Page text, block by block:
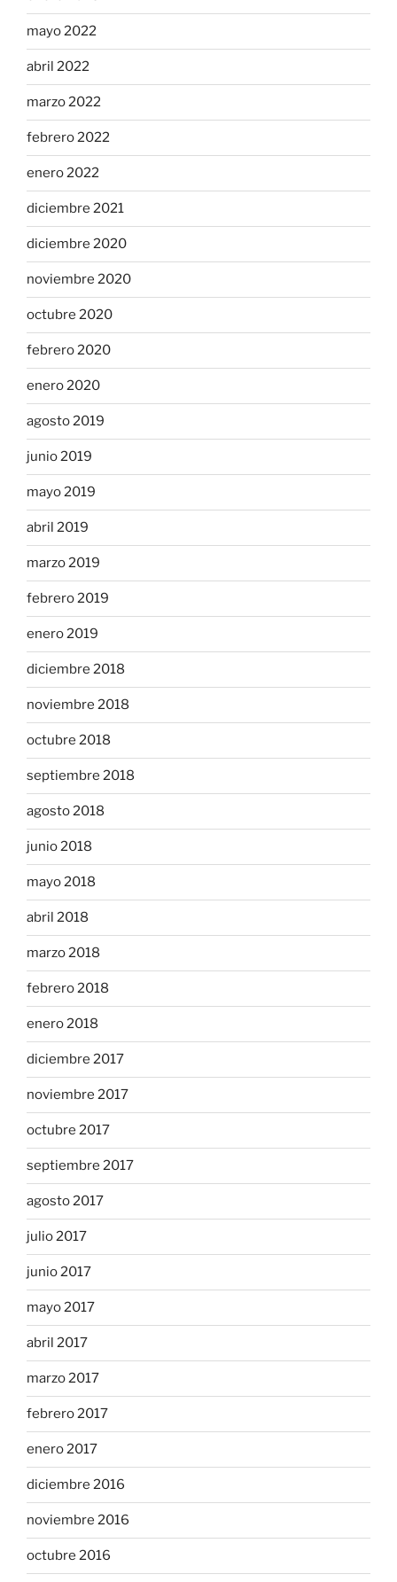
mayo 2022
abril 2022
marzo 2022
febrero 2022
enero 2022
diciembre 2021
diciembre 2020
noviembre 2020
octubre 2020
febrero 2020
enero 2020
agosto 2019
junio 2019
mayo 2019
abril 2019
marzo 2019
febrero 2019
enero 2019
diciembre 2018
noviembre 2018
octubre 2018
septiembre 2018
agosto 2018
junio 2018
mayo 2018
abril 2018
marzo 2018
febrero 2018
enero 2018
diciembre 2017
noviembre 2017
octubre 2017
septiembre 2017
agosto 2017
julio 2017
junio 2017
mayo 2017
abril 2017
marzo 2017
febrero 2017
enero 2017
diciembre 2016
noviembre 2016
octubre 2016